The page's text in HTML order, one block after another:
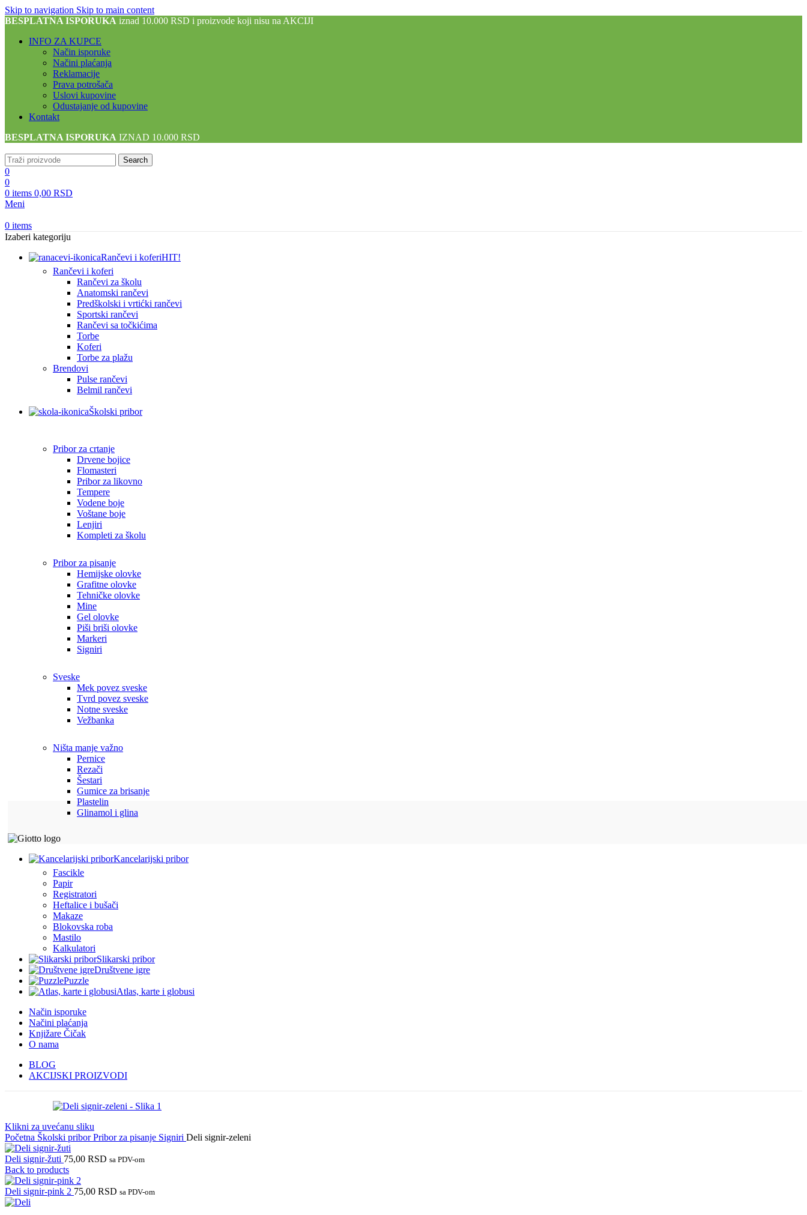
Skip to navigation Skip to main content
BESPLATNA ISPORUKA iznad 10.000 RSD i proizvode koji nisu na AKCIJI
INFO ZA KUPCE
Način isporuke
Načini plaćanja
Reklamacije
Prava potrošača
Uslovi kupovine
Odustajanje od kupovine
Kontakt
BESPLATNA ISPORUKA IZNAD 10.000 RSD
Search
0
0
0 items 0,00 RSD
Meni
0 items
Izaberi kategoriju
Rančevi i koferiHIT!
Rančevi i koferi
Rančevi za školu
Anatomski rančevi
Predškolski i vrtićki rančevi
Sportski rančevi
Rančevi sa točkićima
Torbe
Koferi
Torbe za plažu
Brendovi
Pulse rančevi
Belmil rančevi
Školski pribor
Pribor za crtanje
Drvene bojice
Flomasteri
Pribor za likovno
Tempere
Vodene boje
Voštane boje
Lenjiri
Kompleti za školu
Pribor za pisanje
Hemijske olovke
Grafitne olovke
Tehničke olovke
Mine
Gel olovke
Piši briši olovke
Markeri
Signiri
Sveske
Mek povez sveske
Tvrd povez sveske
Notne sveske
Vežbanka
Ništa manje važno
Pernice
Rezači
Šestari
Gumice za brisanje
Plastelin
Glinamol i glina
Kancelarijski pribor
Fascikle
Papir
Registratori
Heftalice i bušači
Makaze
Blokovska roba
Mastilo
Kalkulatori
Slikarski pribor
Društvene igre
Puzzle
Atlas, karte i globusi
Način isporuke
Načini plaćanja
Knjižare Čičak
O nama
BLOG
AKCIJSKI PROIZVODI
Klikni za uvećanu sliku
Početna Školski priborPribor za pisanje Signiri Deli signir-zeleni
Deli signir-žuti 75,00 RSD sa PDV-om
Back to products
Deli signir-pink 2 75,00 RSD sa PDV-om